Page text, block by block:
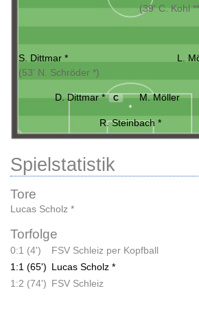
(39' C. Kohl
S. Dittmar *
(53' N. Schröder *)
L.
D. Dittmar * C M. Möller
R. Steinbach *
Spielstatistik
Tore
Lucas Scholz *
Torfolge
0:1 (4')
FSV Schleiz per Kopfball
1:1 (65') Lucas Scholz *
1:2 (74') FSV Schleiz